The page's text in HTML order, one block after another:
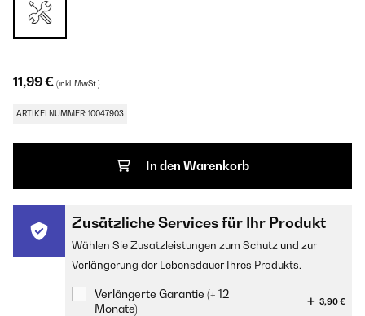
11,99 € (inkl. MwSt.)
ARTIKELNUMMER: 10047903
In den Warenkorb
Zusätzliche Services für Ihr Produkt
Wählen Sie Zusatzleistungen zum Schutz und zur
Verlängerung der Lebensdauer Ihres Produkts.
Verlängerte Garantie (+ 12
Monate)
3,90 €